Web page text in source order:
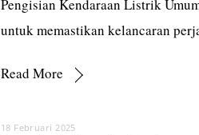
Pengisian Kendaraan Listrik
untuk memastikan kelancaran
Read More
18 Februari 2025